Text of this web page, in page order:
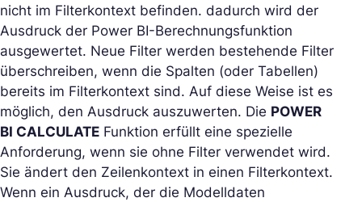
nicht im Filterkontext befinden. dadurch wird der
Ausdruck der Power BI-Berechnungsfunktion
ausgewertet. Neue Filter werden bestehende Filter
überschreiben, wenn die Spalten (oder Tabellen)
bereits im Filterkontext sind. Auf diese Weise ist es
möglich, den Ausdruck auszuwerten. Die POWER
BI CALCULATE Funktion erfüllt eine spezielle
Anforderung, wenn sie ohne Filter verwendet wird.
Sie ändert den Zeilenkontext in einen Filterkontext.
Wenn ein Ausdruck, der die Modelldaten